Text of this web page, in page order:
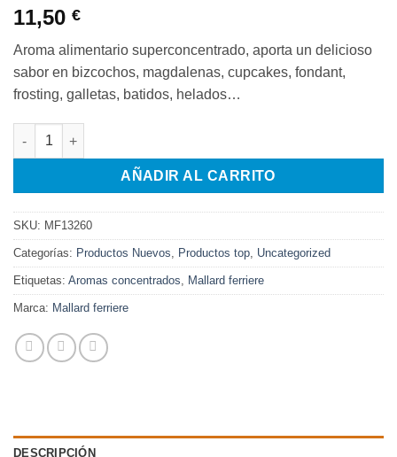
11,50 €
Aroma alimentario superconcentrado, aporta un delicioso
sabor en bizcochos, magdalenas, cupcakes, fondant,
frosting, galletas, batidos, helados…
AROMA SPECULOS 125ML cantidad
AÑADIR AL CARRITO
SKU: MF13260
Categorías: Productos Nuevos, Productos top, Uncategorized
Etiquetas: Aromas concentrados, Mallard ferriere
Marca: Mallard ferriere
DESCRIPCIÓN